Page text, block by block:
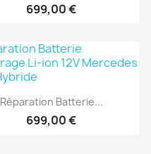
699,00 €
Aperçu rapide
Réparation Batterie...
699,00 €